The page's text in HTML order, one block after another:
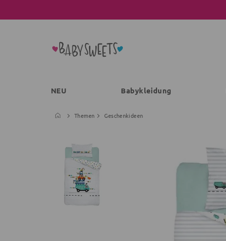
NEU Babykleidung
Themen Geschenkideen